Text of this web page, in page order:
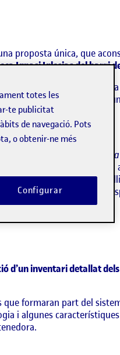
proposta única, que
Ignasi Iglesias del barri
havia d’avaluar, seguint la
definit, a més a més
essent:
Una
presenta una relació
dels senyals amb un
la biblioteca en un
d’un inventari detallat
formaran part del
i algunes
totes les
te publicitat
de navegació. Pots
o obtenir-ne més
Configurar